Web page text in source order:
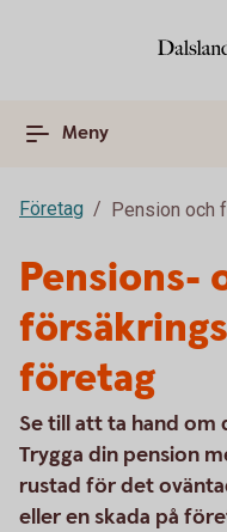
Meny
Företag Pension och
Pensions-
företag
Se till att ta hand om
Trygga din pension
rustad för det
eller en skada på